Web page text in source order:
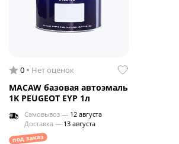
0 Нет оценок
MACAW базовая автоэмаль
1K PEUGEOT EYP 1л
Самовывоз — 12 августа
Доставка — 13 августа
под заказ